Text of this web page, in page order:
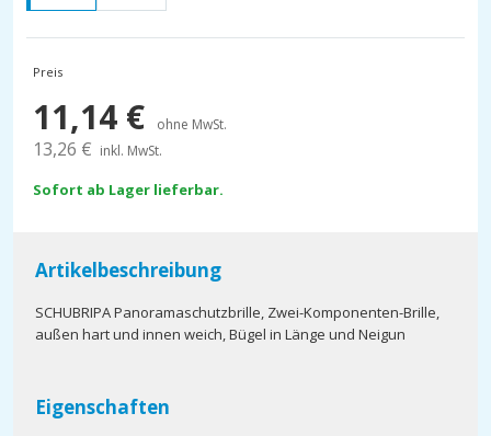
Preis
11,14 € ohne MwSt.
13,26 € inkl. MwSt.
Sofort ab Lager lieferbar.
Artikelbeschreibung
SCHUBRIPA Panoramaschutzbrille, Zwei-Komponenten-Brille,
außen hart und innen weich, Bügel in Länge und Neigun
Eigenschaften